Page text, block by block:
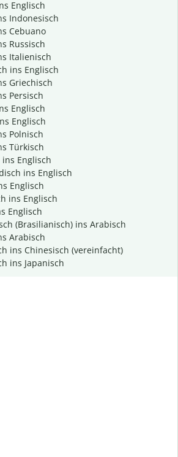
Englisch
Indonesisch
Cebuano
Russisch
Italienisch
ins Englisch
Griechisch
Persisch
Englisch
Englisch
Polnisch
Türkisch
Englisch
ins Englisch
Englisch
ins Englisch
Englisch
(Brasilianisch) ins Arabisch
Arabisch
ins Chinesisch (vereinfacht)
ins Japanisch